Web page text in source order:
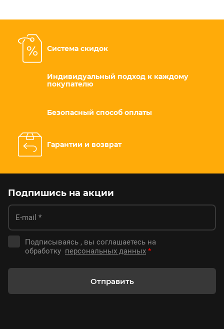
Система скидок
Индивидуальный подход к каждому
покупателю
Безопасный способ оплаты
Гарантии и возврат
Подпишись на акции
Подписываясь , вы соглашаетесь на
обработку персональных данных *
Отправить